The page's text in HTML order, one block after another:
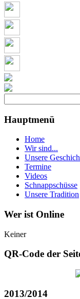
Hauptmenü
Home
Wir sind...
Unsere
Termine
Videos
Schnappschüsse
Unsere Tradition
Wer ist Online
Keiner
QR-Code der
2013/2014